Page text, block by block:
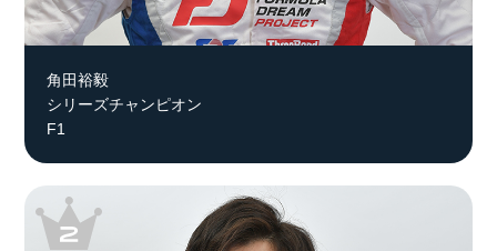
角田裕毅
シリーズチャンピオン
F1